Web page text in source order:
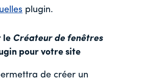
plugin.
le Créateur de fenêtres
pour votre site
de créer un